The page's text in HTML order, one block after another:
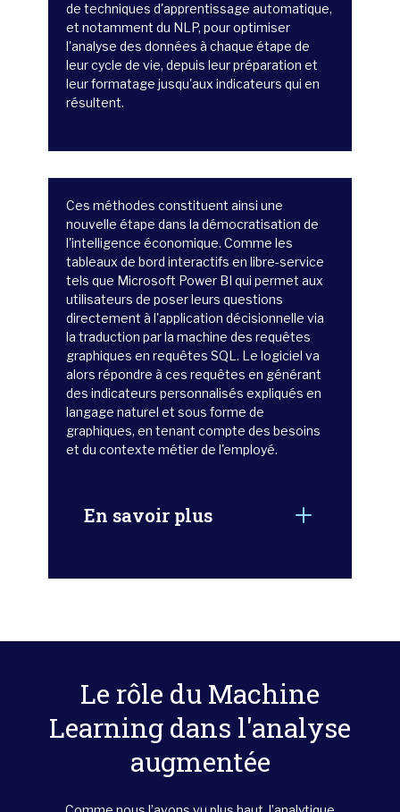
de techniques d'apprentissage automatique,
et notamment du NLP, pour optimiser
l'analyse des données à chaque étape de
leur cycle de vie, depuis leur préparation et
leur formatage jusqu'aux indicateurs qui en
résultent.
Ces méthodes constituent ainsi une
nouvelle étape dans la démocratisation de
l'intelligence économique. Comme les
tableaux de bord interactifs en libre-service
tels que Microsoft Power BI qui permet aux
utilisateurs de poser leurs questions
directement à l'application décisionnelle via
la traduction par la machine des requêtes
graphiques en requêtes SQL. Le logiciel va
alors répondre à ces requêtes en générant
des indicateurs personnalisés expliqués en
langage naturel et sous forme de
graphiques, en tenant compte des besoins
et du contexte métier de l'employé.
En savoir plus
Le rôle du Machine
Learning dans l'analyse
augmentée